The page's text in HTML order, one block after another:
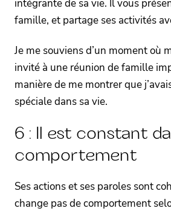
intégrante de sa vie. Il vous
famille, et partage ses activités
Je me souviens d’un moment où
invité à une réunion de famille
manière de me montrer que
spéciale dans sa vie.
6 : Il est constant
comportement
Ses actions et ses paroles sont
change pas de comportement